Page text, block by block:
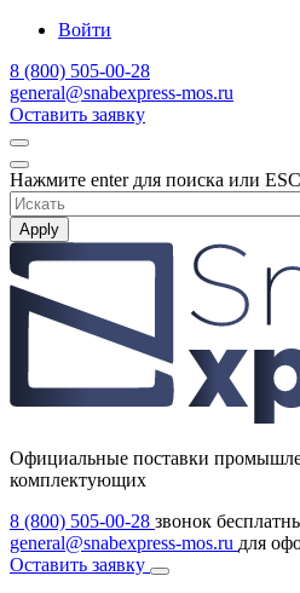
Войти
8 (800) 505-00-28
general@snabexpress-mos.ru
Оставить заявку
Нажмите enter для поиска или
Apply
Официальные поставки
комплектующих
8 (800) 505-00-28 звонок
general@snabexpress-mos.ru для
Оставить заявку